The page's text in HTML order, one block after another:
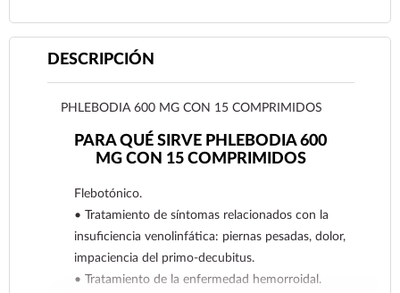
DESCRIPCIÓN
PHLEBODIA 600 MG CON 15 COMPRIMIDOS
PARA QUÉ SIRVE PHLEBODIA 600
MG CON 15 COMPRIMIDOS
Flebotónico.
• Tratamiento de síntomas relacionados con la
insuficiencia venolinfática: piernas pesadas, dolor,
impaciencia del primo-decubitus.
• Tratamiento de la enfermedad hemorroidal.